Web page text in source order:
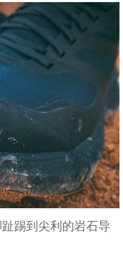
踢到尖利的岩石导